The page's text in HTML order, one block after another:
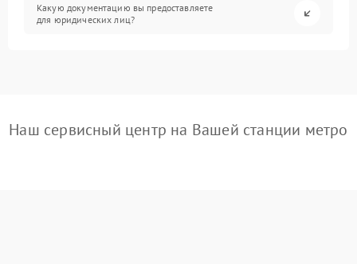
Какую документацию вы предоставляете
для юридических лиц?
Наш сервисный центр на Вашей станции метро